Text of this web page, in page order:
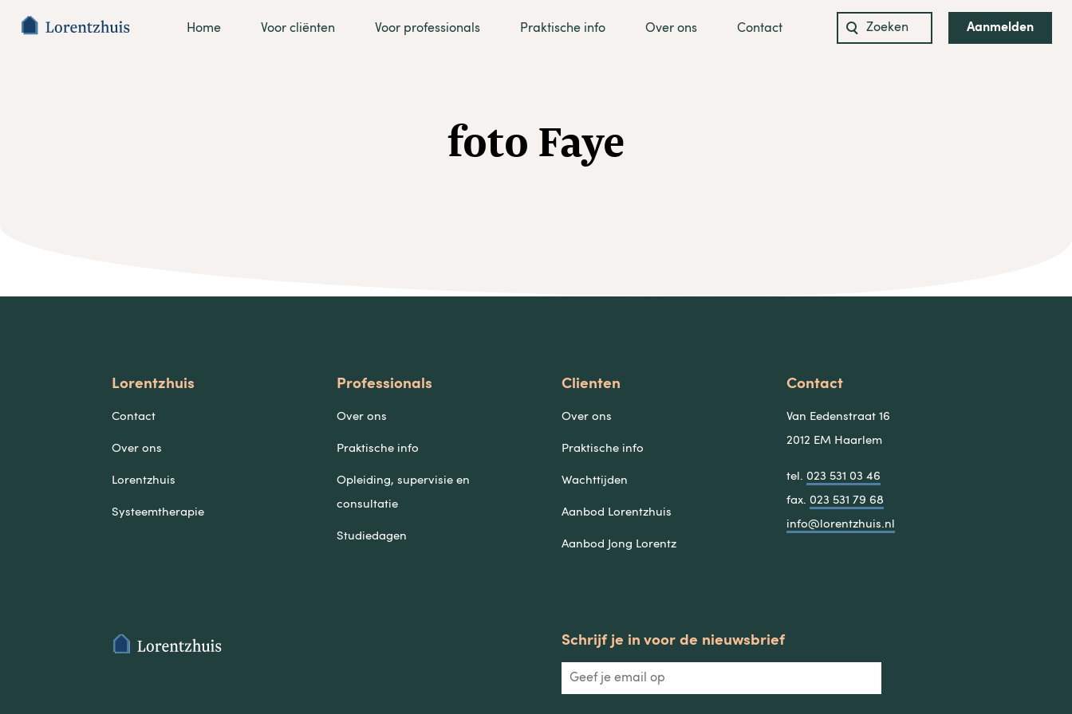
Home Voor cliënten Voor professionals Praktische info Over ons Contact
Zoeken
Aanmelden
foto Faye
Lorentzhuis
Contact
Over ons
Lorentzhuis
Systeemtherapie
Professionals
Over ons
Praktische info
Opleiding, supervisie en
consultatie
Studiedagen
Clienten
Over ons
Praktische info
Wachttijden
Aanbod Lorentzhuis
Aanbod Jong Lorentz
Contact
Van Eedenstraat 16
2012 EM Haarlem
tel. 023 531 03 46
fax. 023 531 79 68
info@lorentzhuis.nl
Schrijf je in voor de nieuwsbrief